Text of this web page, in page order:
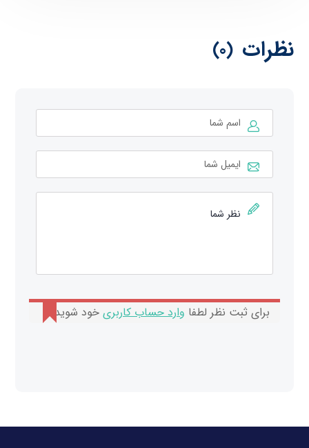
نظرات (0)
برای ثبت نظر لطفا وارد حساب کاربری خود شوید.